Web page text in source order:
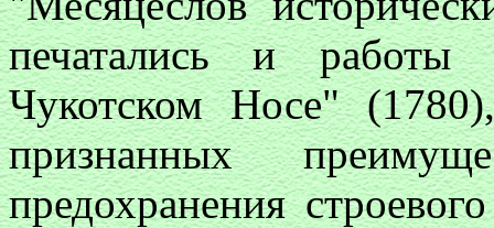
печатались и
Чукотском Носе"
признанных
предохранения